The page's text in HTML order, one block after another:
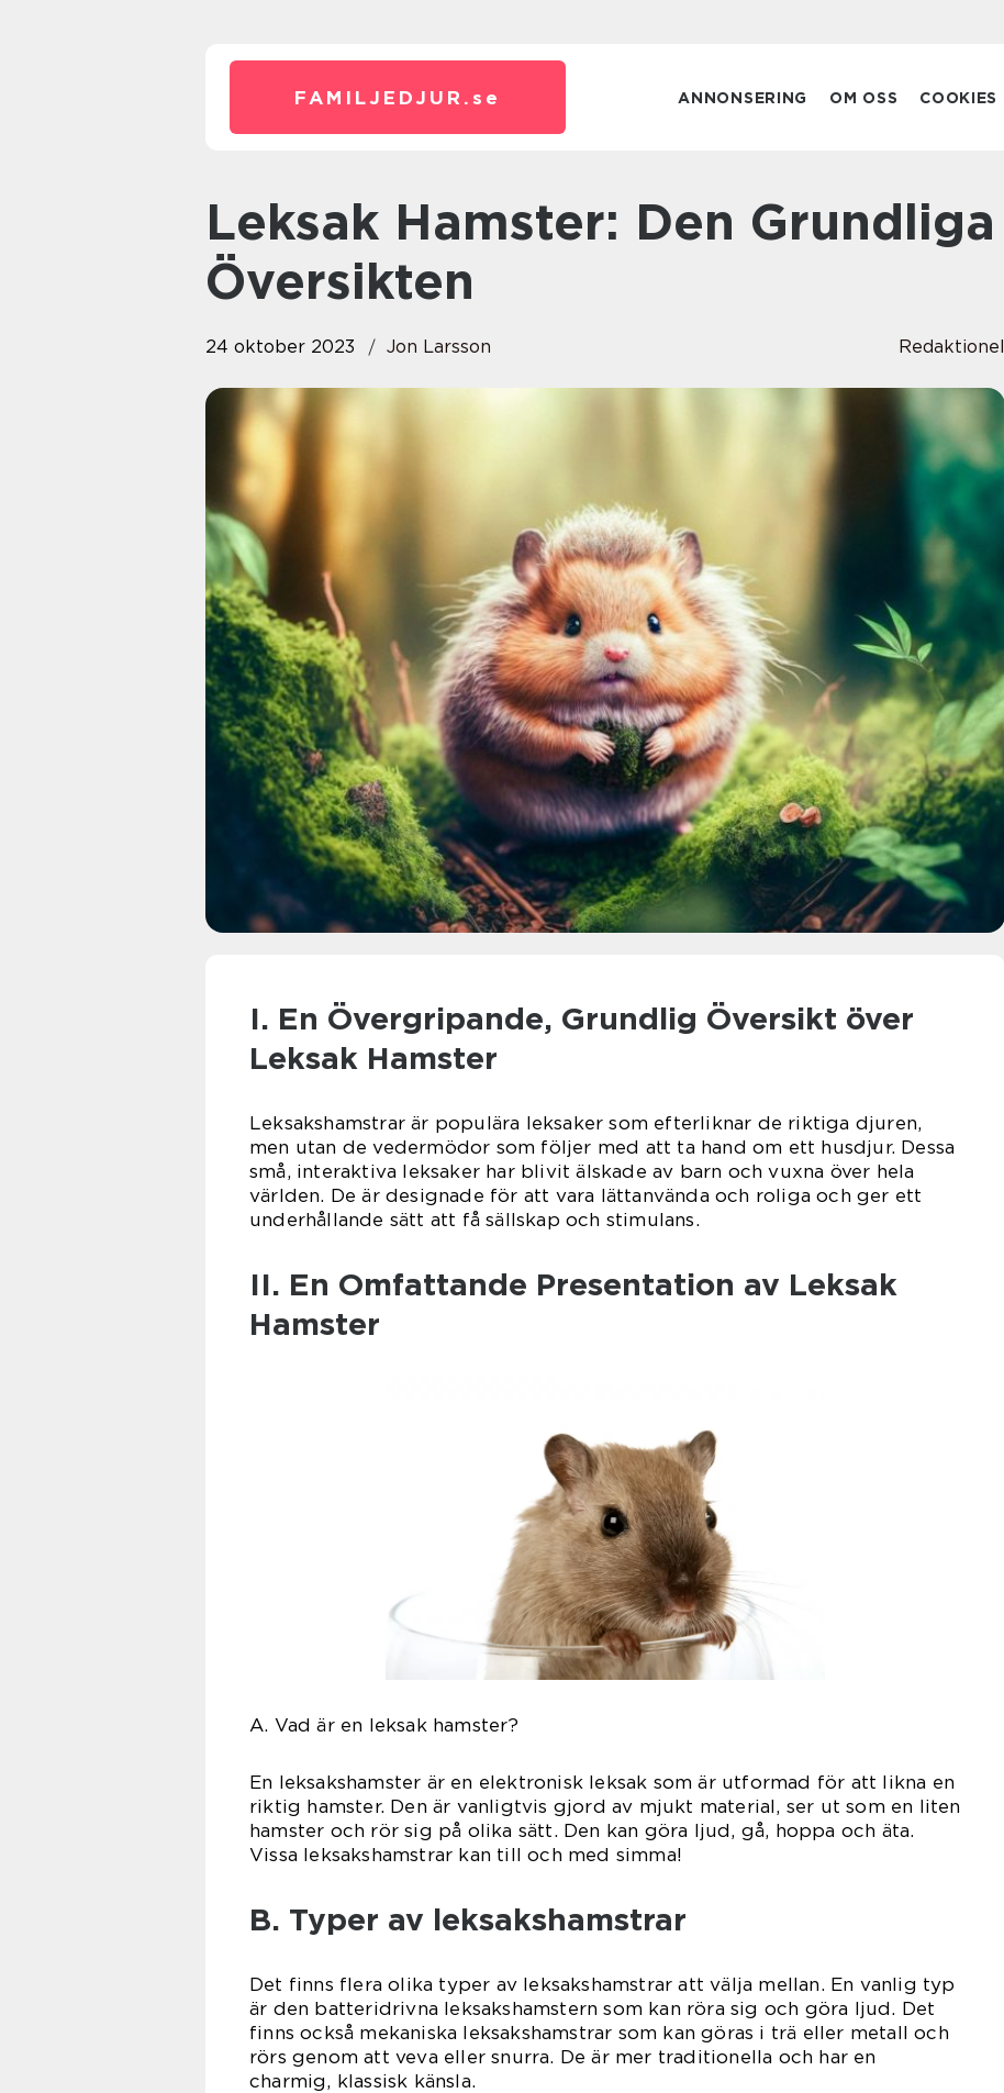
FAMILJEDJUR. se ANNONSERING OM OSS COOKIES
Leksak Hamster: Den Grundliga
Översikten
24 oktober 2023 Jon Larsson Redaktionel
I. En Övergripande, Grundlig Översikt över
Leksak Hamster
Leksakshamstrar är populära leksaker som efterliknar de riktiga djuren,
men utan de vedermödor som följer med att ta hand om ett husdjur. Dessa
små, interaktiva leksaker har blivit älskade av barn och vuxna över hela
världen. De är designade för att vara lättanvända och roliga och ger ett
underhållande sätt att få sällskap och stimulans.
II. En Omfattande Presentation av Leksak
Hamster
A. Vad är en leksak hamster?
En leksakshamster är en elektronisk leksak som är utformad för att likna en
riktig hamster. Den är vanligtvis gjord av mjukt material, ser ut som en liten
hamster och rör sig på olika sätt. Den kan göra ljud, gå, hoppa och äta.
Vissa leksakshamstrar kan till och med simma!
B. Typer av leksakshamstrar
Det finns flera olika typer av leksakshamstrar att välja mellan. En vanlig typ
är den batteridrivna leksakshamstern som kan röra sig och göra ljud. Det
finns också mekaniska leksakshamstrar som kan göras i trä eller metall och
rörs genom att veva eller snurra. De är mer traditionella och har en
charmig, klassisk känsla.